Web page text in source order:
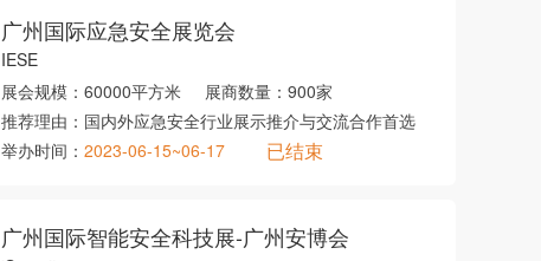
广州国际应急安全展览会
IESE
展会规模： 60000平方米 展商数量： 900家
推荐理由： 国内外应急安全行业展示推介与交流合作首选
举办时间： 2023-06-15~06-17 已结束
广州国际智能安全科技展-广州安博会